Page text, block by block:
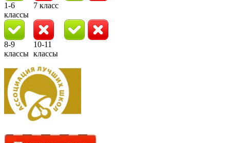
1-6
классы
7 класс
8-9
классы
10-11
классы